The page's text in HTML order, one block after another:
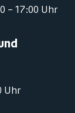
– 17:00 Uhr
Uhr